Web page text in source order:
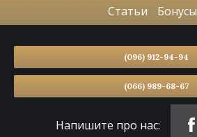
Статьи
Бонусы
(096) 912-94-94
(066) 989-68-67
Напишите про нас: